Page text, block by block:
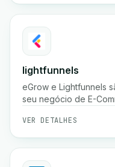
lightfunnels
eGrow e Lightfunnels
seu negócio de E-
VER DETALHES